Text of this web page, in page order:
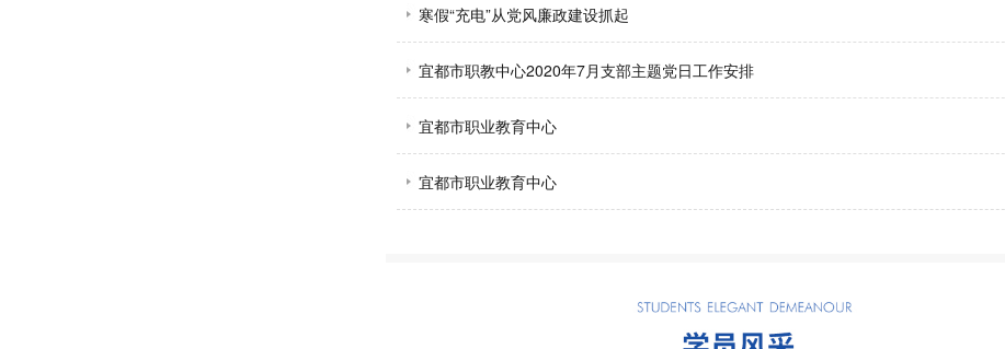
寒假“充电”从党风廉政建设抓起
宜都市职教中心2020年7月支部主题党日工作安排
宜都市职业教育中心
宜都市职业教育中心